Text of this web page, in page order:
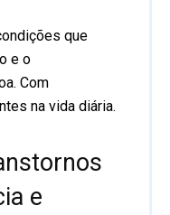
que
e o
Com
na vida diária.
e